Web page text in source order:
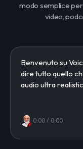
modo semplice
video,
0:00 / 0:00